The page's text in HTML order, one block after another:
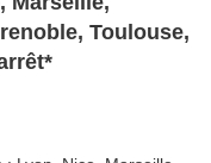
Toulouse,